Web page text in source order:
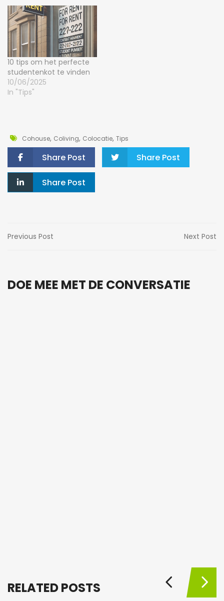
10 tips om het perfecte
studentenkot te vinden
10/06/2025
In "Tips"
Cohouse, Coliving, Colocatie, Tips
Share Post Share Post
Share Post
Previous Post Next Post
DOE MEE MET DE CONVERSATIE
RELATED POSTS